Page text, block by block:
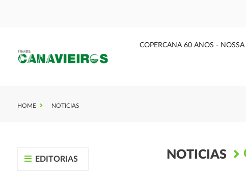
COPERCANA 60 ANOS -
HOME NOTICIAS
EDITORIAS NOTICIAS